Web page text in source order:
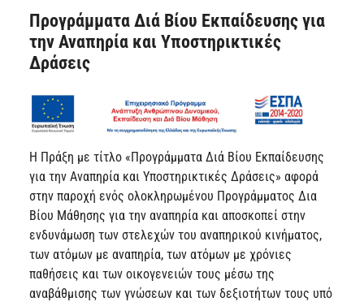
Προγράμματα Διά Βίου Εκπαίδευσης για
την Αναπηρία και Υποστηρικτικές
Δράσεις
Η Πράξη με τίτλο «Προγράμματα Διά Βίου Εκπαίδευσης
για την Αναπηρία και Υποστηρικτικές Δράσεις» αφορά
στην παροχή ενός ολοκληρωμένου Προγράμματος Δια
Βίου Μάθησης για την αναπηρία και αποσκοπεί στην
ενδυνάμωση των στελεχών του αναπηρικού κινήματος,
των ατόμων με αναπηρία, των ατόμων με χρόνιες
παθήσεις και των οικογενειών τους μέσω της
αναβάθμισης των γνώσεων και των δεξιοτήτων τους υπό